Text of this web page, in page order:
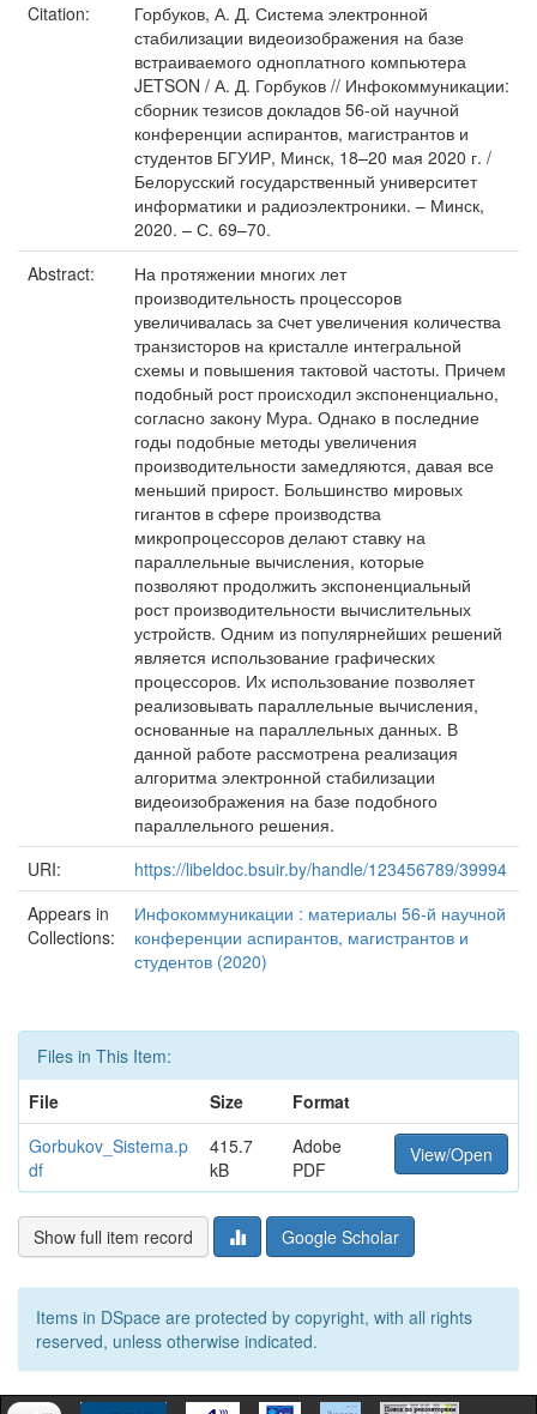
Citation:
Горбуков, А. Д. Система электронной
стабилизации видеоизображения на базе
встраиваемого одноплатного компьютера
JETSON / А. Д. Горбуков // Инфокоммуникации:
сборник тезисов докладов 56-ой научной
конференции аспирантов, магистрантов и
студентов БГУИР, Минск, 18–20 мая 2020 г. /
Белорусский государственный университет
информатики и радиоэлектроники. – Минск,
2020. – С. 69–70.
Abstract:
На протяжении многих лет
производительность процессоров
увеличивалась за cчет увеличения количества
транзисторов на кристалле интегральной
схемы и повышения тактовой частоты. Причем
подобный рост происходил экспоненциально,
согласно закону Мура. Однако в последние
годы подобные методы увеличения
производительности замедляются, давая все
меньший прирост. Большинство мировых
гигантов в сфере производства
микропроцессоров делают ставку на
параллельные вычисления, которые
позволяют продолжить экспоненциальный
рост производительности вычислительных
устройств. Одним из популярнейших решений
является использование графических
процессоров. Их использование позволяет
реализовывать параллельные вычисления,
основанные на параллельных данных. В
данной работе рассмотрена реализация
алгоритма электронной стабилизации
видеоизображения на базе подобного
параллельного решения.
URI:
https://libeldoc.bsuir.by/handle/123456789/39994
Appears in
Collections:
Инфокоммуникации : материалы 56-й научной
конференции аспирантов, магистрантов и
студентов (2020)
Files in This Item:
File
Size
Format
Gorbukov_Sistema.p
df
415.7
kB
Adobe
PDF
View/Open
Show full item record Google Scholar
Items in DSpace are protected by copyright, with all rights
reserved, unless otherwise indicated.